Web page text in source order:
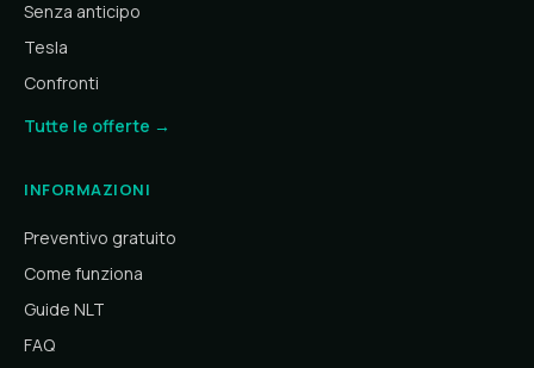
Senza anticipo
Tesla
Confronti
Tutte le offerte →
INFORMAZIONI
Preventivo gratuito
Come funziona
Guide NLT
FAQ